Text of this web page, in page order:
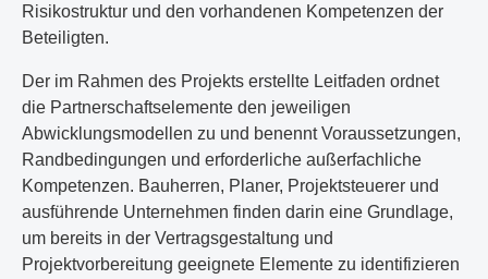
Risikostruktur und den vorhandenen Kompetenzen der
Beteiligten.
Der im Rahmen des Projekts erstellte Leitfaden ordnet
die Partnerschaftselemente den jeweiligen
Abwicklungsmodellen zu und benennt Voraussetzungen,
Randbedingungen und erforderliche außerfachliche
Kompetenzen. Bauherren, Planer, Projektsteuerer und
ausführende Unternehmen finden darin eine Grundlage,
um bereits in der Vertragsgestaltung und
Projektvorbereitung geeignete Elemente zu identifizieren